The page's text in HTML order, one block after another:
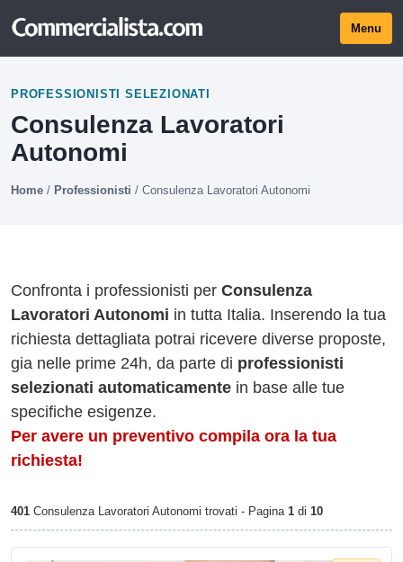
Menu
PROFESSIONISTI SELEZIONATI
Consulenza Lavoratori
Autonomi
Home / Professionisti / Consulenza Lavoratori Autonomi
Confronta i professionisti per Consulenza
Lavoratori Autonomi in tutta Italia. Inserendo la tua
richiesta dettagliata potrai ricevere diverse proposte,
gia nelle prime 24h, da parte di professionisti
selezionati automaticamente in base alle tue
specifiche esigenze.
Per avere un preventivo compila ora la tua
richiesta!
401 Consulenza Lavoratori Autonomi trovati - Pagina 1 di 10